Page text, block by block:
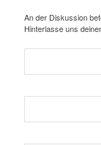
An der Diskussion
Hinterlasse uns